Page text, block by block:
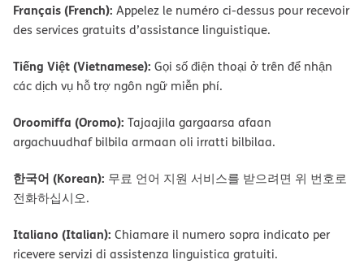
Français (French): Appelez le numéro ci-dessus pour recevoir
des services gratuits d’assistance linguistique.
Tiếng Việt (Vietnamese): Gọi số điện thoại ở trên để nhận
các dịch vụ hỗ trợ ngôn ngữ miễn phí.
Oroomiffa (Oromo): Tajaajila gargaarsa afaan
argachuudhaf bilbila armaan oli irratti bilbilaa.
한국어 (Korean): 무료 언어 지원 서비스를 받으려면 위 번호로
전화하십시오.
Italiano (Italian): Chiamare il numero sopra indicato per
ricevere servizi di assistenza linguistica gratuiti.